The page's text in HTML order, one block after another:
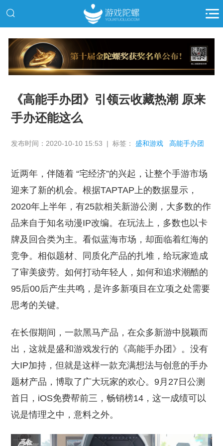
推广
《高能手办团》引领云收藏热潮 原来
手办还能这么
发布时间：2020-10-10 15:53 | 标签：盛和游戏 高能手办团
近两年，伴随着 “宅经济”的兴起，让整个手游市场
迎来了新的机会。根据TAPTAP上的数据显示，
2020年上半年，有25款相关新游公测，大多数的作
品来自于知名动漫IP改编。在玩法上，多数也以卡
牌及回合类为主。看似蓝海市场，却面临着红海的
竞争。相似题材、同质化产品的扎堆，给玩家造成
了审美疲劳。如何打动年轻人，如何和追求潮酷的
95后00后产生共鸣，是许多新项目在立项之处需要
思考的关键。
在长假期间，一款黑马产品，在众多新游中脱颖而
出，这就是盛和游戏发行的《高能手办团》。没有
大IP加持，但就是这样一款充满想法与创意的手办
题材产品，博取了广大玩家的欢心。9月27日公测
首日，iOS免费帮前三，畅销榜14，这一成绩可以
说是情理之中，意料之外。